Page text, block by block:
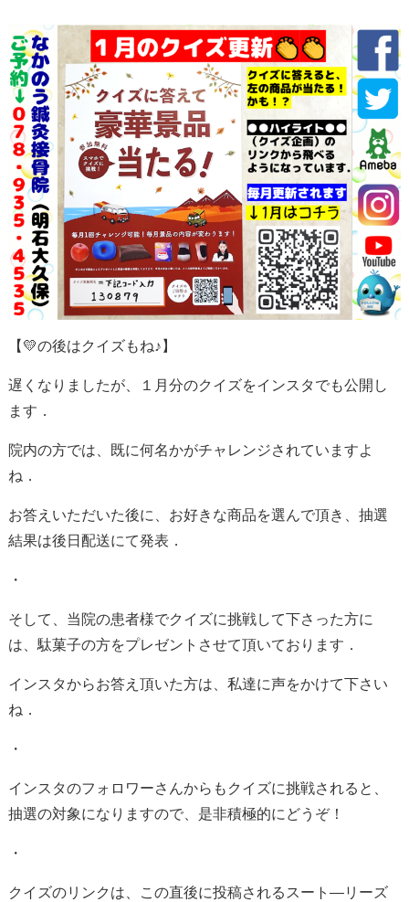
【💛の後はクイズもね♪】
遅くなりましたが、１月分のクイズをインスタでも公開し
ます．
院内の方では、既に何名かがチャレンジされていますよ
ね．
お答えいただいた後に、お好きな商品を選んで頂き、抽選
結果は後日配送にて発表．
・
そして、当院の患者様でクイズに挑戦して下さった方に
は、駄菓子の方をプレゼントさせて頂いております．
インスタからお答え頂いた方は、私達に声をかけて下さい
ね．
・
インスタのフォロワーさんからもクイズに挑戦されると、
抽選の対象になりますので、是非積極的にどうぞ！
・
クイズのリンクは、この直後に投稿されるスート―リーズ